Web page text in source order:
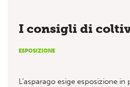
I consigli di
ESPOSIZIONE
L’asparago esige esposizione